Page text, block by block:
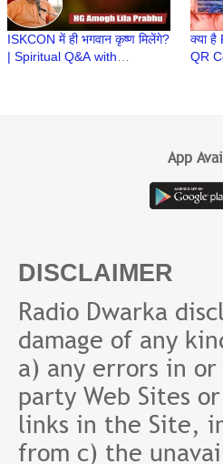
ISKCON में ही भगवान कृष्ण मिलेंगे?
| Spiritual Q&A with
क्या
QR
App
DISCLAIMER
Radio Dwarka
damage of any
a) any errors in
party Web Sites
links in the Site,
from c) the